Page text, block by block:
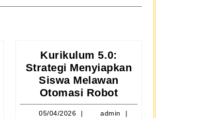
Kurikulum 5.0:
Strategi Menyiapkan
Siswa Melawan
Otomasi RobotKurikulum
5.0:
05/04/2026 05/04/2026
admin